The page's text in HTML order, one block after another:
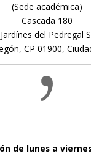
(Sede académica)
Cascada 180
del Pedregal
CP 01900,
de lunes a